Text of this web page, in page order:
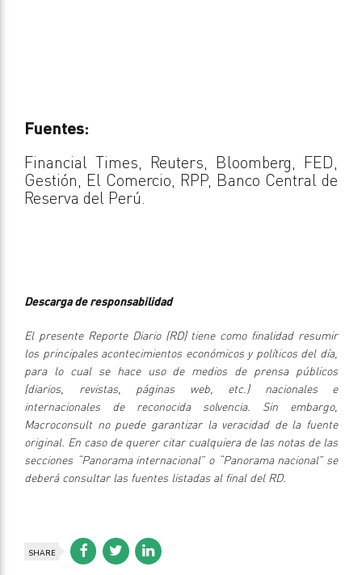
Fuentes:
Financial Times, Reuters, Bloomberg, FED,
Gestión, El Comercio, RPP, Banco Central de
Reserva del Perú.
Descarga de responsabilidad
El presente Reporte Diario (RD) tiene como finalidad resumir
los principales acontecimientos económicos y políticos del día,
para lo cual se hace uso de medios de prensa públicos
(diarios, revistas, páginas web, etc.) nacionales e
internacionales de reconocida solvencia. Sin embargo,
Macroconsult no puede garantizar la veracidad de la fuente
original. En caso de querer citar cualquiera de las notas de las
secciones “Panorama internacional” o “Panorama nacional” se
deberá consultar las fuentes listadas al final del RD.
SHARE